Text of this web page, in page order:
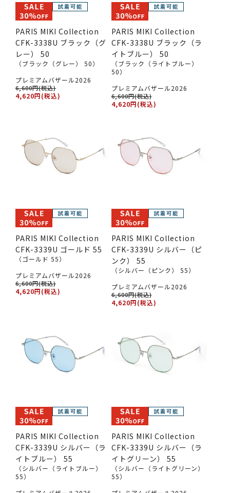
PARIS MIKI Collection
CFK-3338U ブラック（グ
レー） 50
（ブラック（グレー） 50）
プレミアムバザール2026
6,600円(税込)
4,620円(税込)
PARIS MIKI Collection
CFK-3338U ブラック（ラ
イトブルー） 50
（ブラック（ライトブルー）
50）
プレミアムバザール2026
6,600円(税込)
4,620円(税込)
PARIS MIKI Collection
CFK-3339U ゴールド 55
（ゴールド 55）
プレミアムバザール2026
6,600円(税込)
4,620円(税込)
PARIS MIKI Collection
CFK-3339U シルバー（ピ
ンク） 55
（シルバー（ピンク） 55）
プレミアムバザール2026
6,600円(税込)
4,620円(税込)
PARIS MIKI Collection
CFK-3339U シルバー（ラ
イトブルー） 55
（シルバー（ライトブルー）
55）
PARIS MIKI Collection
CFK-3339U シルバー（ラ
イトグリーン） 55
（シルバー（ライトグリーン）
55）